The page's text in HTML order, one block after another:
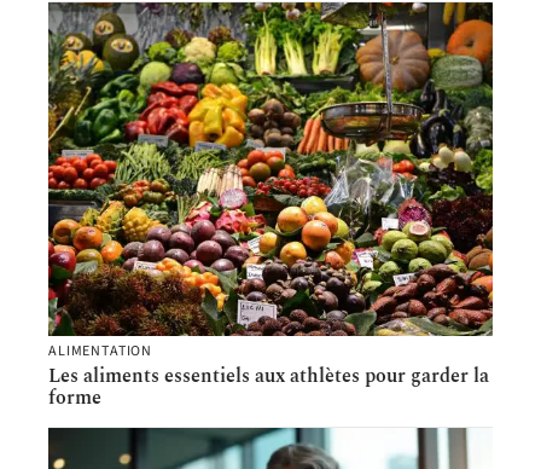
ALIMENTATION
Les aliments essentiels aux athlètes pour garder la
forme